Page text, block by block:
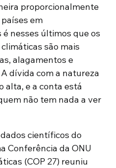
proporcionalmente
em
nesses últimos que os
são mais
alagamentos e
dívida com a natureza
alta, e a conta está
não tem nada a ver
científicos do
Conferência da ONU
(COP 27) reuniu